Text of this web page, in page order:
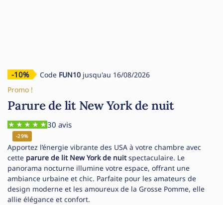
-10% Code FUN10 jusqu'au 16/08/2026
Promo !
Parure de lit New York de nuit
30 avis
-29%
Apportez l’énergie vibrante des USA à votre chambre avec
cette parure de lit New York de nuitspectaculaire. Le
panorama nocturne illumine votre espace, offrant une
ambiance urbaine et chic. Parfaite pour les amateurs de
design moderne et les amoureux de la Grosse Pomme, elle
allie élégance et confort.